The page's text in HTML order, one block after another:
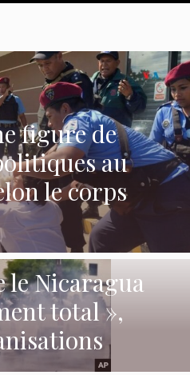
figure de
au
le corps
Nicaragua
total »,